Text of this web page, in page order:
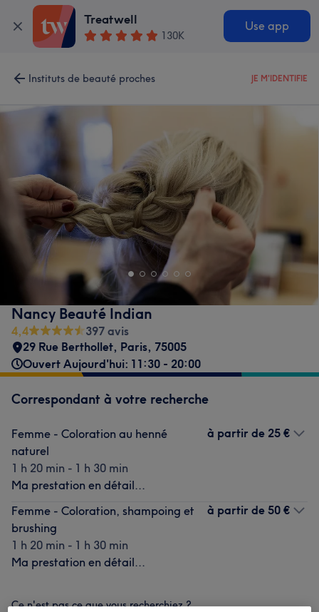
Treatwell
130K
Use app
Instituts de beauté proches JE M'IDENTIFIE
Nancy Beauté Indian
4,4
397 avis
29 Rue Berthollet, Paris, 75005
Ouvert Aujourd'hui: 11:30 - 20:00
Correspondant à votre recherche
Femme - Coloration au henné
naturel
1 h 20 min - 1 h 30 min
Ma prestation en détail...
à partir de 25 €
Femme - Coloration, shampoing et
brushing
1 h 20 min - 1 h 30 min
Ma prestation en détail...
à partir de 50 €
Ce n'est pas ce que vous recherchiez ?